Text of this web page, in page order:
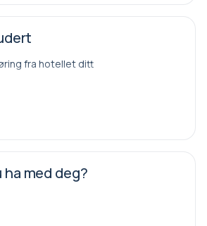
en gruppe kolonister som tilbad
fra Rhodos, Fokyali Apollo.
fra hotellet ditt
ha med deg?